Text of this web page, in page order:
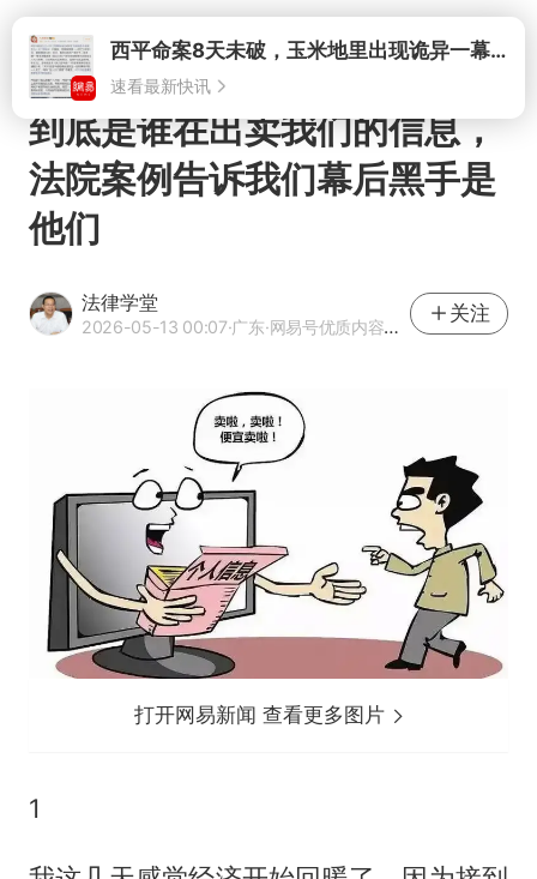
打开西平命案8天未破，玉米地里出现诡异一幕，我突然想起了欧金中
速看最新快讯
到底是谁在出卖我们的信息，
法院案例告诉我们幕后黑手是
他们
法律学堂
2026-05-13 00:07·广东·网易号优质内容创作者
关注
打开网易新闻 查看更多图片
1